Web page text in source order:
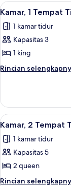
Tempat
King
Lihat
semua
foto
untuk
Kamar,
1
King
1
Kamar, 1 Tempat
1 kamar tidur
Kapasitas 3
1 king
Rincian
Rincian
Kamar,
Tempat
King
Lihat
semua
foto
untuk
Kamar,
2
4
Kamar, 2 Tempat
1 kamar tidur
Kapasitas 5
2 queen
Rincian
Rincian